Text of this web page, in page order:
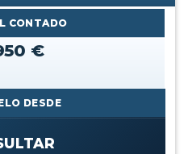
CONTADO
€
DESDE